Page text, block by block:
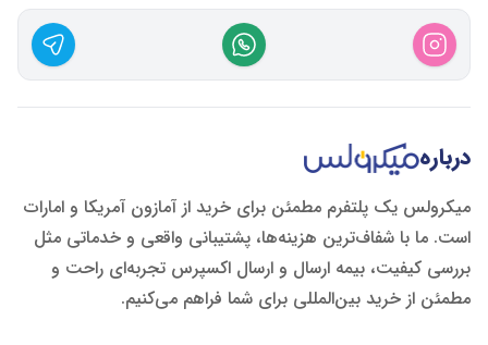
درباره
میکرولس یک پلتفرم مطمئن برای خرید از آمازون آمریکا و امارات
است. ما با شفاف‌ترین هزینه‌ها، پشتیبانی واقعی و خدماتی مثل
بررسی کیفیت، بیمه ارسال و ارسال اکسپرس تجربه‌ای راحت و
مطمئن از خرید بین‌المللی برای شما فراهم می‌کنیم.